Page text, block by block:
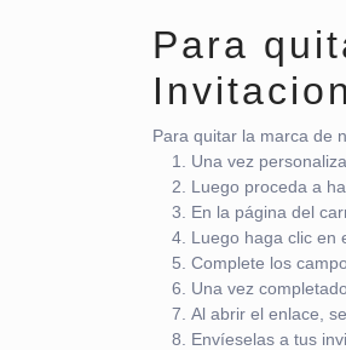
Para
Para quitar la marca de
Una vez
Luego proceda a
En la página del
Luego haga clic en
Complete los
Una vez
Al abrir el enlace,
Envíeselas a tus